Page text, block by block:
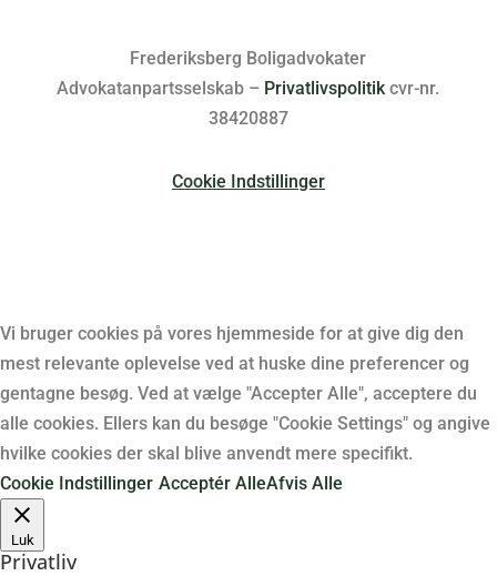
Frederiksberg Boligadvokater
Advokatanpartsselskab – Privatlivspolitikcvr-nr.
38420887
Cookie Indstillinger
Vi bruger cookies på vores hjemmeside for at give dig den
mest relevante oplevelse ved at huske dine preferencer og
gentagne besøg. Ved at vælge "Accepter Alle", acceptere du
alle cookies. Ellers kan du besøge "Cookie Settings" og angive
hvilke cookies der skal blive anvendt mere specifikt.
Cookie Indstillinger Acceptér AlleAfvis Alle
Luk
Privatliv